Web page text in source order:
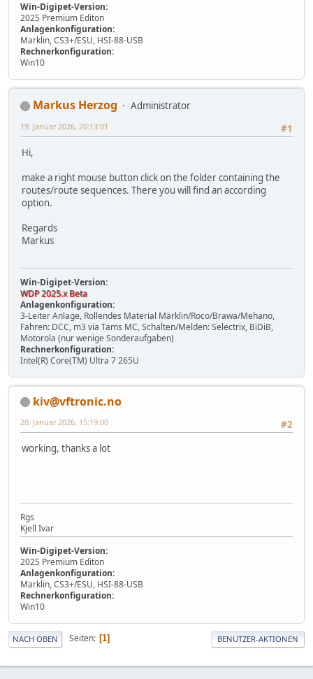
Win-Digipet-Version:
2025 Premium Editon
Anlagenkonfiguration:
Marklin, CS3+/ESU, HSI-88-USB
Rechnerkonfiguration:
Win10
Markus Herzog
Administrator
#1
19. Januar 2026, 20:13:01
Hi,
make a right mouse button click on the folder containing the
routes/route sequences. There you will find an according
option.
Regards
Markus
Win-Digipet-Version:
WDP 2025.x Beta
Anlagenkonfiguration:
3-Leiter Anlage, Rollendes Material Märklin/Roco/Brawa/Mehano,
Fahren: DCC, m3 via Tams MC, Schalten/Melden: Selectrix, BiDiB,
Motorola (nur wenige Sonderaufgaben)
Rechnerkonfiguration:
Intel(R) Core(TM) Ultra 7 265U
kiv@vftronic.no
#2
20. Januar 2026, 15:19:00
working, thanks a lot
Rgs
Kjell Ivar
Win-Digipet-Version:
2025 Premium Editon
Anlagenkonfiguration:
Marklin, CS3+/ESU, HSI-88-USB
Rechnerkonfiguration:
Win10
NACH OBEN Seiten 1 BENUTZER-AKTIONEN